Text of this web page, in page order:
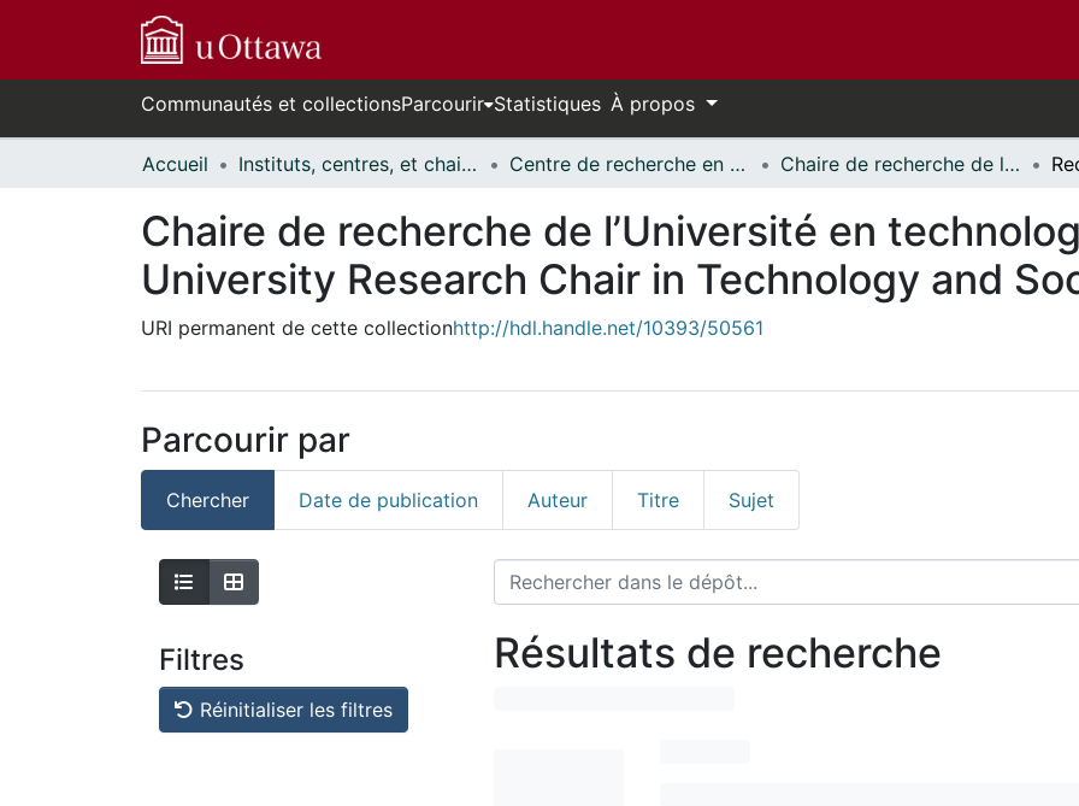
Communautés et collectionsParcourir Statistiques À propos
Accueil Instituts, centres, et chaires de recherche // Research Institutes, Centres, and Chairs Centre de recherche en droit, technologie et société // Centre for Law, Technology, and Society Chaire de recherche de l’Université en technologie et société // University Research Chair in Technology and Society
Chaire de recherche de l’Université en
University Research Chair in Technology and
URI permanent de cette collectionhttp://hdl.handle.net/10393/50561
Parcourir par
Chercher Date de publication Auteur Titre Sujet
Filtres
Réinitialiser les filtres
Résultats de recherche